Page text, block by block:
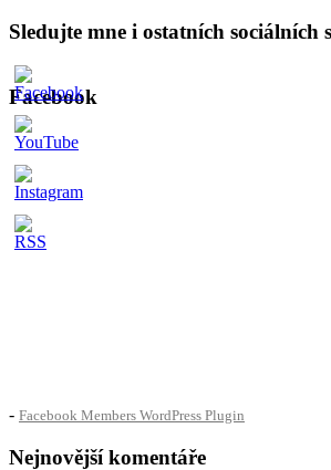
Sledujte mne i ostatních sociálních
Facebook
- Facebook Members WordPress Plugin
Nejnovější komentáře